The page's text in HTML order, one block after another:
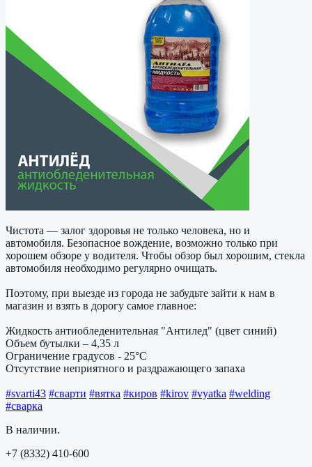
Чистота — залог здоровья не только человека, но и
автомобиля. Безопасное вождение, возможно только при
хорошем обзоре у водителя. Чтобы обзор был хорошим, стекла
автомобиля необходимо регулярно очищать.
Поэтому, при выезде из города не забудьте зайти к нам в
магазин и взять в дорогу самое главное:
Жидкость антиобледенительная "Антилед" (цвет синий)
Объем бутылки – 4,35 л
Ограничение градусов - 25°C
Отсутствие неприятного и раздражающего запаха
#svarti43 #сварти #вятка #киров #kirov #vyatka #welding
#сварка
В наличии.
+7 (8332) 410-600